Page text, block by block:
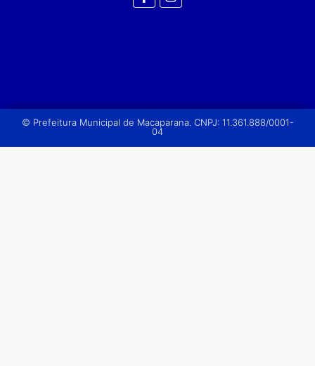
© Prefeitura Municipal de Macaparana. CNPJ: 11.361.888/0001-
04